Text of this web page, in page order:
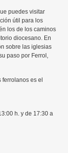
puedes visitar
útil para los
los de los caminos
diocesano. En
sobre las iglesias
paso por Ferrol,
es el
h. y de 17:30 a